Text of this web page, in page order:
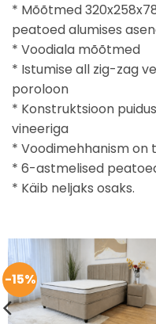
* Mõõtmed
peatoed alumises
* Voodiala mõõtmed
* Istumise all zig-zag
poroloon
* Konstruktsioon
vineeriga
* Voodimehhanism
* 6-astmelised
* Käib neljaks osaks.
-15%